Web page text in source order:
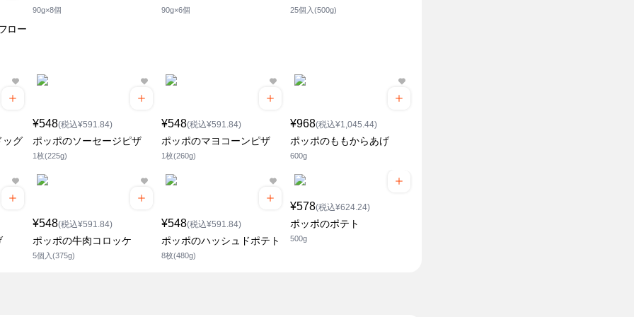
ロー
90g×8個 90g×6個 25個入(500g)
ッグ
¥548(税込¥591.84)
ポッポのソーセージピザ
1枚(225g)
¥548(税込¥591.84)
ポッポのマヨコーンピザ
1枚(260g)
¥968(税込¥1,045.44)
ポッポのももからあげ
600g
¥548(税込¥591.84)
ポッポの牛肉コロッケ
5個入(375g)
¥548(税込¥591.84)
ポッポのハッシュドポテト
8枚(480g)
¥578(税込¥624.24)
ポッポのポテト
500g